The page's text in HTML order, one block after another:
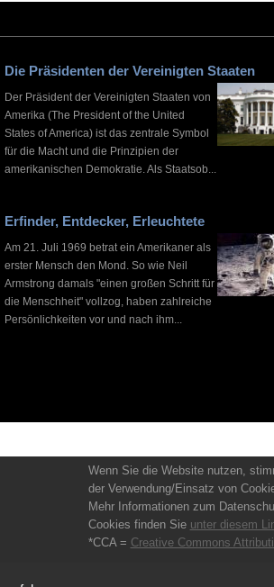
Die Präsidenten der Vereinigten Staaten
Der Präsident der Vereinigten Staaten von
Amerika (The President of the United
States of America) ist das zentrale Symbol
für die Macht und die Prinzipien der
amerikanischen Demokratie. Als Staatsob...
Erfinder, Entdecker, Erleuchtete
Am 21. Juli 1969 betrat ein Amerikaner als
erster Mensch den Mond. So wie Neil
Armstrong damals "einen großen Schritt für
die Menschheit" vollzog, haben zahlreiche
Persönlichkeiten vor und nach ihm...
Wenn Sie die Website nutzen,
der Verwendung/Einsatz von
Mehr Informationen zum
Cookies finden Sie unter diesem
*CCA = Creative Commons